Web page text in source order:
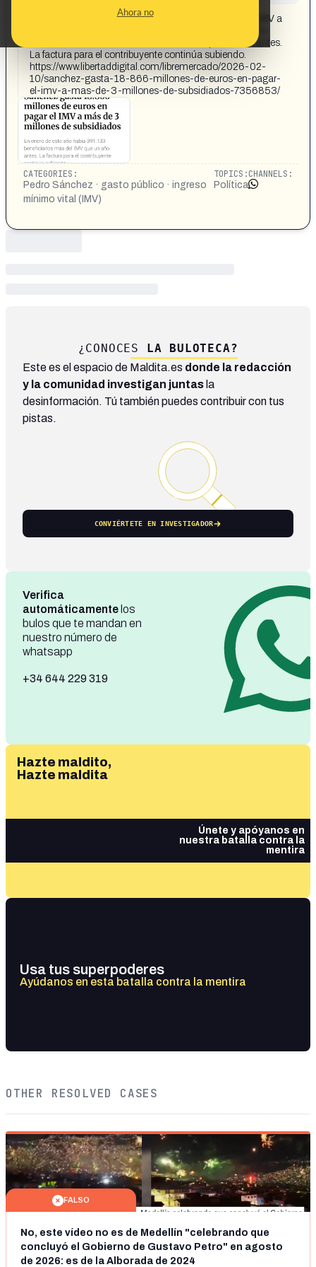
Ahora no
Sánchez gasta 18.866 millones de euros en pagar el IMV a
había 391.133 beneficiarios más del IMV que un año antes.
La factura para el contribuyente continúa subiendo.
https://www.libertaddigital.com/libremercado/2026-02-
10/sanchez-gasta-18-866-millones-de-euros-en-pagar-
el-imv-a-mas-de-3-millones-de-subsidiados-7356853/
CATEGORIES:
Pedro Sánchez · gasto público · ingreso
mínimo vital (IMV)
TOPICS:
Política
CHANNELS:
¿CONOCES LA BULOTECA?
Este es el espacio de Maldita.es donde la redacción
y la comunidad investigan juntas la
desinformación. Tú también puedes contribuir con tus
pistas.
CONVIÉRTETE EN INVESTIGADOR
Verifica
automáticamente los
bulos que te mandan en
nuestro número de
whatsapp
+34 644 229 319
Hazte maldito,
Hazte maldita
Únete y apóyanos en
nuestra batalla contra la
mentira
Usa tus superpoderes
Ayúdanos en esta batalla contra la mentira
OTHER RESOLVED CASES
FALSO
No, este vídeo no es de Medellín "celebrando que
concluyó el Gobierno de Gustavo Petro" en agosto
de 2026: es de la Alborada de 2024